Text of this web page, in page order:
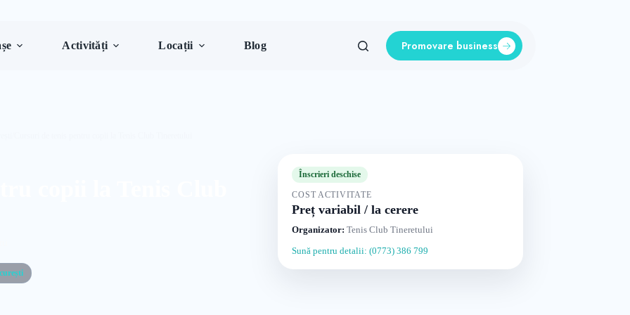
Activități Locații Blog Promovare business
Înscrieri deschise
COST ACTIVITATE
Preț variabil / la cerere
Organizator: Tenis Club Tineretului
Sună pentru detalii: (0773) 386 799